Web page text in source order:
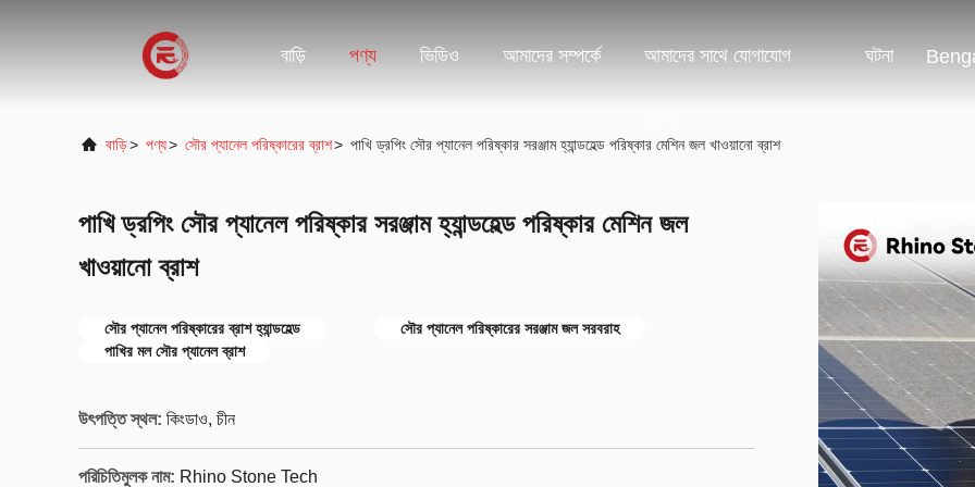
বাড়ি পণ্য ভিডিও আমাদের সম্পর্কে আমাদের সাথে যোগাযোগ ঘটনা
বাড়ি> পণ্য> সৌর প্যানেল পরিষ্কারের ব্রাশ> পাখি ড্রপিং সৌর প্যানেল পরিষ্কার সরঞ্জাম হ্যান্ডহেল্ড পরিষ্কার মেশিন জল খাওয়ানো ব্রাশ
পাখি ড্রপিং সৌর প্যানেল পরিষ্কার সরঞ্জাম হ্যান্ডহেল্ড পরিষ্কার মেশিন জল
খাওয়ানো ব্রাশ
সৌর প্যানেল পরিষ্কারের ব্রাশ হ্যান্ডহেল্ড
সৌর প্যানেল পরিষ্কারের সরঞ্জাম জল সরবরাহ
পাখির মল সৌর প্যানেল ব্রাশ
উৎপত্তি স্থল: কিংডাও, চীন
পরিচিতিমুলক নাম: Rhino Stone Tech